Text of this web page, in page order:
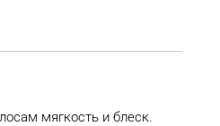
мягкость и блеск.